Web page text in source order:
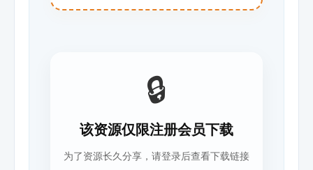
🔒
该资源仅限注册会员下载
为了资源长久分享，请登录后查看下载链接